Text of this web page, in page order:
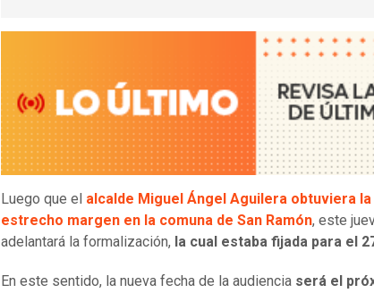
Luego que el alcalde Miguel Ángel Aguilera obtuviera
estrecho margen en la comuna de San Ramón, este
adelantará la formalización, la cual estaba fijada para el
En este sentido, la nueva fecha de la audiencia será el